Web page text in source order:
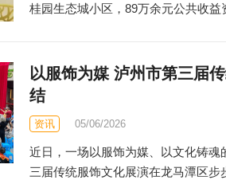
桂园生态城小区，89万余元公共收益
以服饰为媒 泸州市第三届
结
资讯 05/06/2026
近日，一场以服饰为媒、以文化铸
三届传统服饰文化展演在龙马潭区步